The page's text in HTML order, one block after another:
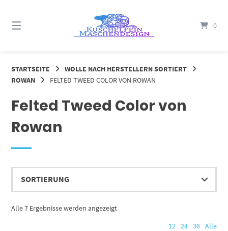
Inhalt
0
STARTSEITE
WOLLE NACH HERSTELLERN SORTIERT
ROWAN
FELTED TWEED COLOR VON ROWAN
Felted Tweed Color von
Rowan
Alle 7 Ergebnisse werden angezeigt
12 24 36 Alle